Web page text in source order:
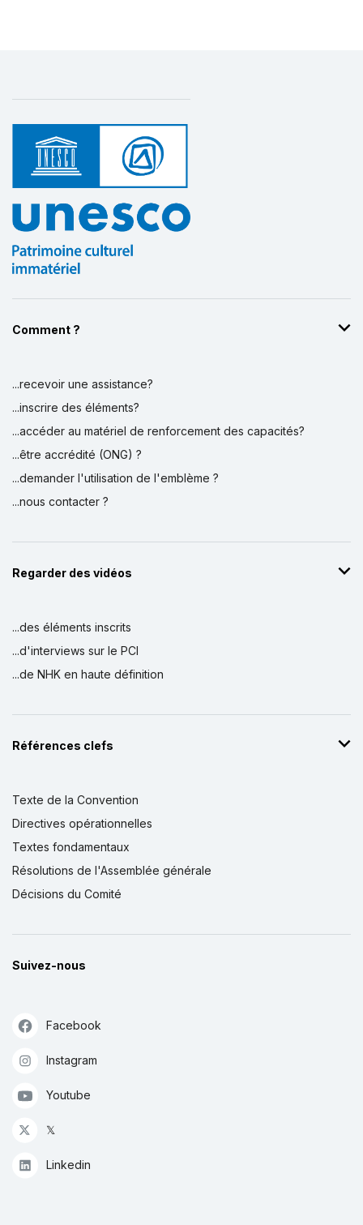
Comment ?
...recevoir une assistance?
...inscrire des éléments?
...accéder au matériel de renforcement des capacités?
...être accrédité (ONG) ?
...demander l'utilisation de l'emblème ?
...nous contacter ?
Regarder des vidéos
...des éléments inscrits
...d'interviews sur le PCI
...de NHK en haute définition
Références clefs
Texte de la Convention
Directives opérationnelles
Textes fondamentaux
Résolutions de l'Assemblée générale
Décisions du Comité
Suivez-nous
Facebook
Instagram
Youtube
𝕏
Linkedin